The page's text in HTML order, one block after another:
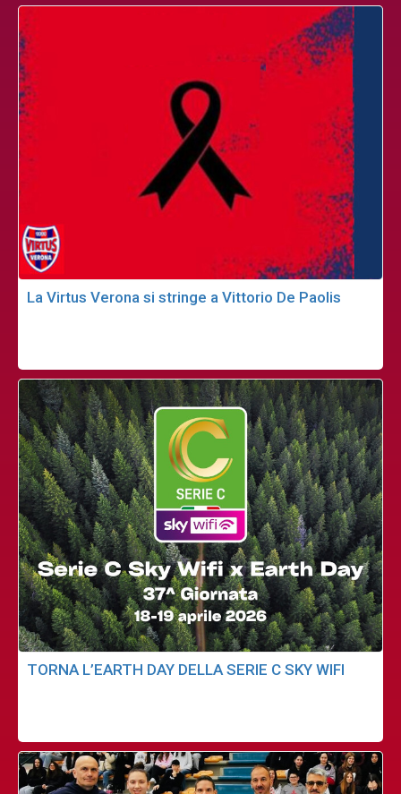
La Virtus Verona si stringe a Vittorio De Paolis
TORNA L’EARTH DAY DELLA SERIE C SKY WIFI